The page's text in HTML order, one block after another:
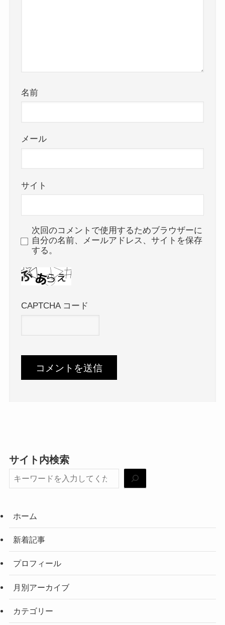
名前
メール
サイト
次回のコメントで使用するためブラウザーに
自分の名前、メールアドレス、サイトを保存
する。
CAPTCHA コード
サイト内検索
ホーム
新着記事
プロフィール
月別アーカイブ
カテゴリー